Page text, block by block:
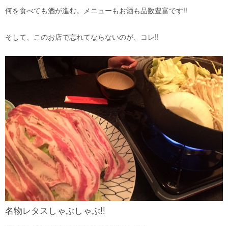
何を食べても酒が進む。メニューもお酒も品数豊富です!!
そして、このお店で忘れてならないのが、コレ!!
名物レタスしゃぶしゃぶ!!